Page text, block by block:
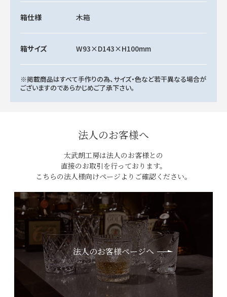
箱仕様 木箱
箱サイズ W93×D143×H100mm
※掲載商品はすべて手作りの為、サイズ・色など若干異なる場合が
ございますのであらかじめご了承下さい。
法人のお客様へ
太武朗工房は法人のお客様との
直接のお取引を行っております。
こちらの法人様向けページよりご確認ください。
法人のお客様ページへ